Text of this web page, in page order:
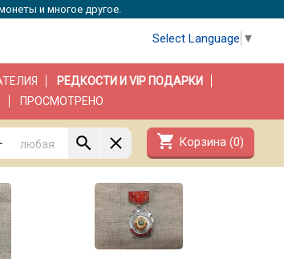
и многое другое.
Select Language ▼
РЕДКОСТИ И VIP ПОДАРКИ
ПРОСМОТРЕНО
- shopping_cart Корзина (0)